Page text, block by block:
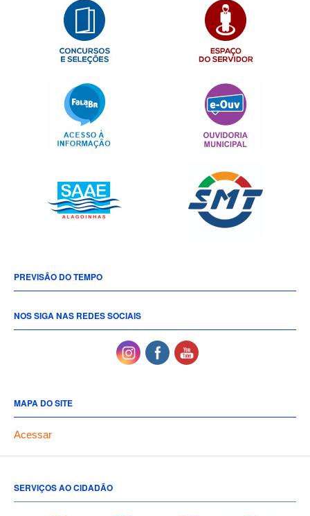
PREVISÃO DO TEMPO
NOS SIGA NAS REDES SOCIAIS
MAPA DO SITE
Acessar
SERVIÇOS AO CIDADÃO